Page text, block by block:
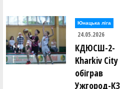
Юнацька ліга
24.05.2026
КДЮСШ-2-
Kharkiv City
обіграв
Ужгород-КЗ